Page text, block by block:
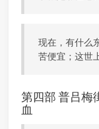
现在，有什么
苦便宜；这世
第四部 普吕梅
血